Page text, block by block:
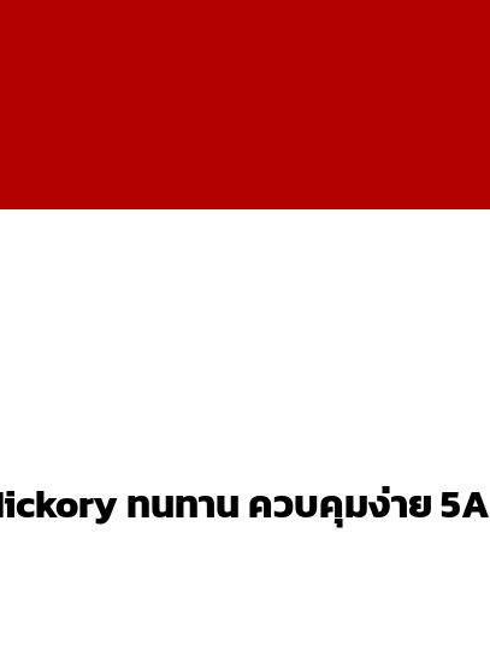
ทนทาน ควบคุมง่าย 5A